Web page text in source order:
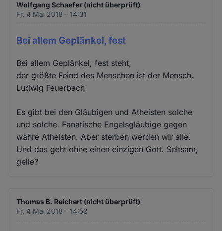
Wolfgang Schaefer (nicht überprüft)
Fr. 4 Mai 2018 - 14:31
Bei allem Geplänkel, fest
Bei allem Geplänkel, fest steht,
der größte Feind des Menschen ist der Mensch.
Ludwig Feuerbach
Es gibt bei den Gläubigen und Atheisten solche
und solche. Fanatische Engelsgläubige gegen
wahre Atheisten. Aber sterben werden wir alle.
Und das geht ohne einen einzigen Gott. Seltsam,
gelle?
Thomas B. Reichert (nicht überprüft)
Fr. 4 Mai 2018 - 14:52